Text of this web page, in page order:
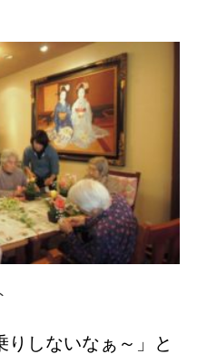
りしないなぁ～」と